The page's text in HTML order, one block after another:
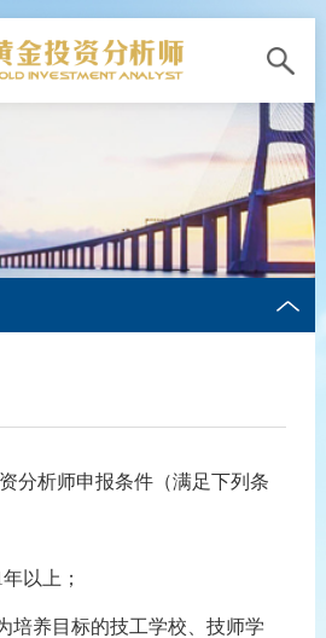
分析师申报条件（满足下列条
以上；
培养目标的技工学校、技师学